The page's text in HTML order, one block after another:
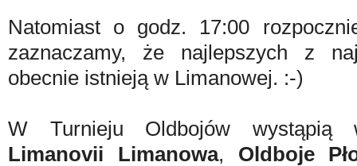
Natomiast o godz. 17:00
zaznaczamy, że najlepszych z
obecnie istnieją w Limanowej. :-)
W Turnieju Oldbojów
Limanovii Limanowa, Oldboje